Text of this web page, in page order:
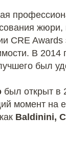
СRE
В 2014
был
был открыт в
момент на
Baldinini,